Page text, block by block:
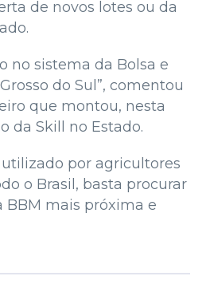
de novos lotes ou da
no sistema da Bolsa e
do Sul”, comentou
que montou, nesta
da Skill no Estado.
por agricultores
o Brasil, basta procurar
BBM mais próxima e